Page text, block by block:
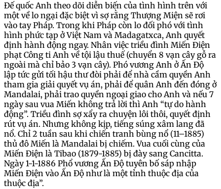
Đế quốc Anh theo dõi diễn biến của tình hình trên với
một về lo ngại đặc biệt vì sợ rằng Thượng Miện sẽ rơi
vào tay Pháp. Trong khi Pháp còn lo đối phó với tình
hình phức tạp ở Việt Nam và Madagatxca, Anh quyết
định hành động ngay. Nhân việc triều đình Miến Điện
phạt Công ti Anh về tội lậu thuế (chuyển 8 vạn cây gỗ ra
ngoài mà chỉ bảo 3 vạn cây). Phó vương Anh ở Ấn Độ
lập tức gửi tối hậu thư đòi phải để nhà cầm quyền Anh
tham gia giải quyết vụ án, phải để quân Anh đến đóng ở
Mandalai, phải trao quyền ngoại giao cho Anh và nếu 7
ngày sau vua Miến không trả lời thì Anh “tự do hành
động”. Triều đình sợ xẩy ra chuyện lôi thôi, quyết định
rút vụ án. Nhưng không kịp, tiếng súng xâm lang đã
nổ. Chỉ 2 tuần sau khi chiến tranh bùng nổ (11–1885)
thủ đô Miến là Mandalai bị chiếm. Vua cuối cùng của
Miến Điện là Tibao (1879-1885) bị đày sang Cancitta.
Ngày 1-1-1886 Phổ vương Ấn Độ tuyên bố sáp nhập
Miến Điện vào Ấn Độ như là một tỉnh thuộc địa của
thuộc địa”.